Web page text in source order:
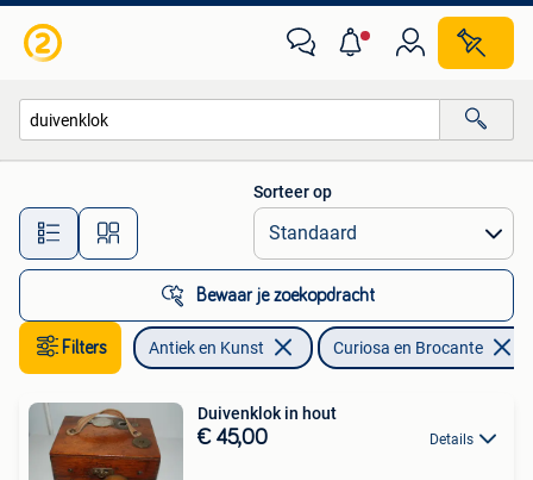
Alle afstanden…
Sorteer op
Bewaar je zoekopdracht
Filters Antiek en Kunst Curiosa en Brocante
Duivenklok in hout
€ 45,00 Details